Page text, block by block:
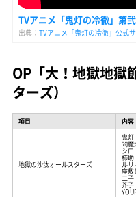
TVアニメ「鬼灯の冷徹」第
出典： TVアニメ「鬼灯の冷徹」公式
OP「大！地獄地獄
ターズ）
項目 内容
地獄の沙汰オールスターズ
鬼灯
閻魔
シロ
柿助
ルリ
座敷
二子
芥子